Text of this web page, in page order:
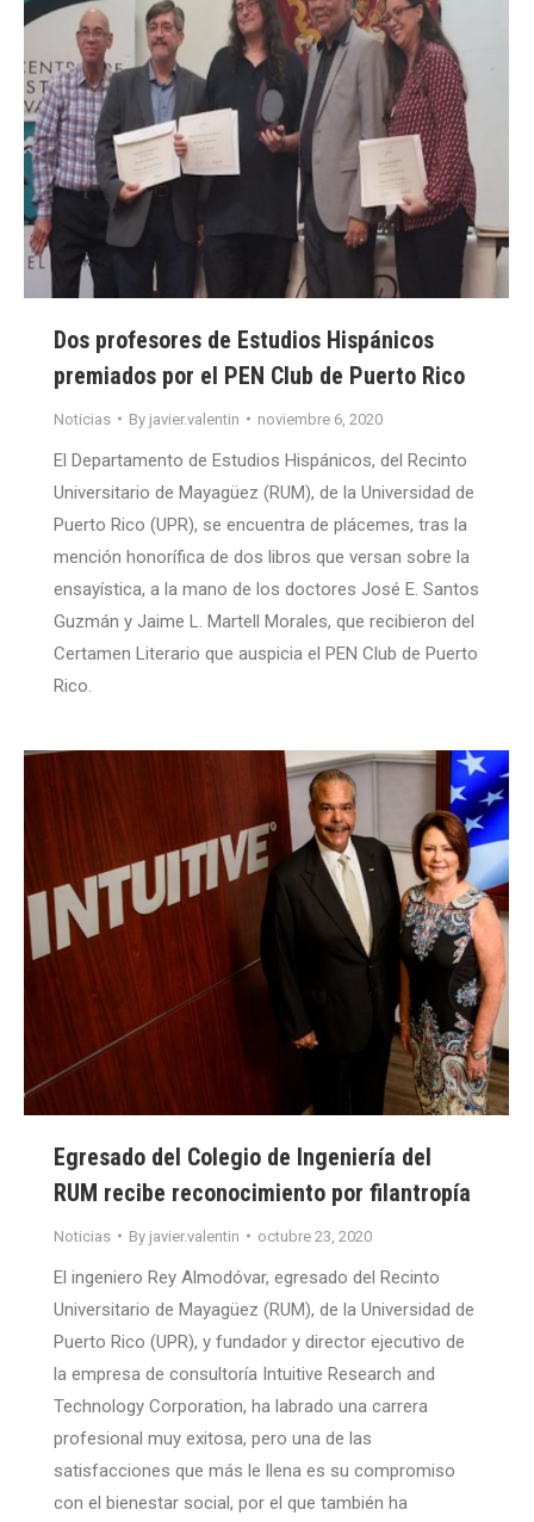
Dos profesores de Estudios Hispánicos
premiados por el PEN Club de Puerto Rico
Noticias By javier.valentin noviembre 6, 2020
El Departamento de Estudios Hispánicos, del Recinto
Universitario de Mayagüez (RUM), de la Universidad de
Puerto Rico (UPR), se encuentra de plácemes, tras la
mención honorífica de dos libros que versan sobre la
ensayística, a la mano de los doctores José E. Santos
Guzmán y Jaime L. Martell Morales, que recibieron del
Certamen Literario que auspicia el PEN Club de Puerto
Rico.
Egresado del Colegio de Ingeniería del
RUM recibe reconocimiento por filantropía
Noticias By javier.valentin octubre 23, 2020
El ingeniero Rey Almodóvar, egresado del Recinto
Universitario de Mayagüez (RUM), de la Universidad de
Puerto Rico (UPR), y fundador y director ejecutivo de
la empresa de consultoría Intuitive Research and
Technology Corporation, ha labrado una carrera
profesional muy exitosa, pero una de las
satisfacciones que más le llena es su compromiso
con el bienestar social, por el que también ha